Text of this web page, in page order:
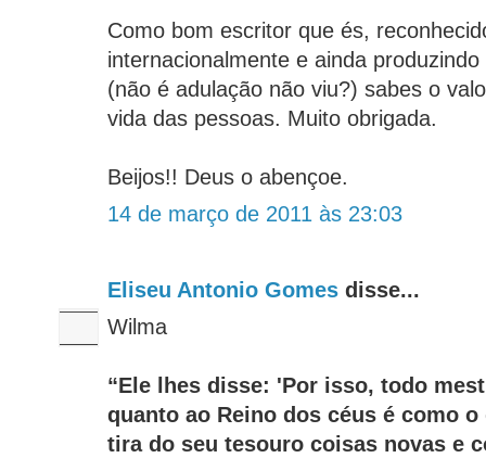
Como bom escritor que és,
internacionalmente e ainda
(não é adulação não viu?) sabes o
vida das pessoas. Muito obrigada.
Beijos!! Deus o abençoe.
14 de março de 2011 às 23:03
Eliseu Antonio Gomes disse...
Wilma
“Ele lhes disse: 'Por isso, todo
quanto ao Reino dos céus é como
tira do seu tesouro coisas novas e